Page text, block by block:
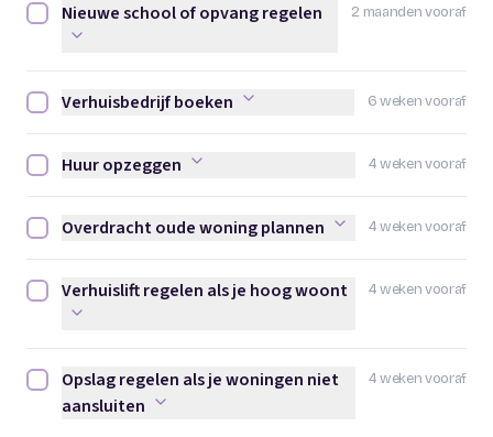
2 maanden vooraf
Nieuwe school of opvang regelen afvinken
Nieuwe school of opvang regelen
6 weken vooraf
Verhuisbedrijf boeken afvinken
Verhuisbedrijf boeken
4 weken vooraf
Huur opzeggen afvinken
Huur opzeggen
4 weken vooraf
Overdracht oude woning plannen afvinken
Overdracht oude woning plannen
4 weken vooraf
Verhuislift regelen als je hoog woont afvinken
Verhuislift regelen als je hoog woont
4 weken vooraf
Opslag regelen als je woningen niet aansluiten afvinken
Opslag regelen als je woningen niet
aansluiten